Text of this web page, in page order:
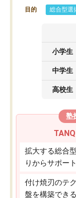
目的 総合型選
小学生
中学生
高校生
塾
拡大する総合
りからサポート
付け焼刃のテ
盤を構築できる